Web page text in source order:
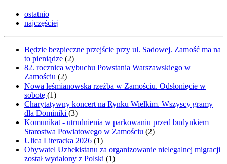
ostatnio
najczęściej
Będzie bezpieczne przejście przy ul. Sadowej. Zamość ma na
to pieniądze (2)
82. rocznica wybuchu Powstania Warszawskiego w
Zamościu (2)
Nowa leśmianowska rzeźba w Zamościu. Odsłonięcie w
sobotę (1)
Charytatywny koncert na Rynku Wielkim. Wszyscy gramy
dla Dominiki (3)
Komunikat - utrudnienia w parkowaniu przed budynkiem
Starostwa Powiatowego w Zamościu (2)
Ulica Literacka 2026 (1)
Obywatel Uzbekistanu za organizowanie nielegalnej migracji
został wydalony z Polski (1)